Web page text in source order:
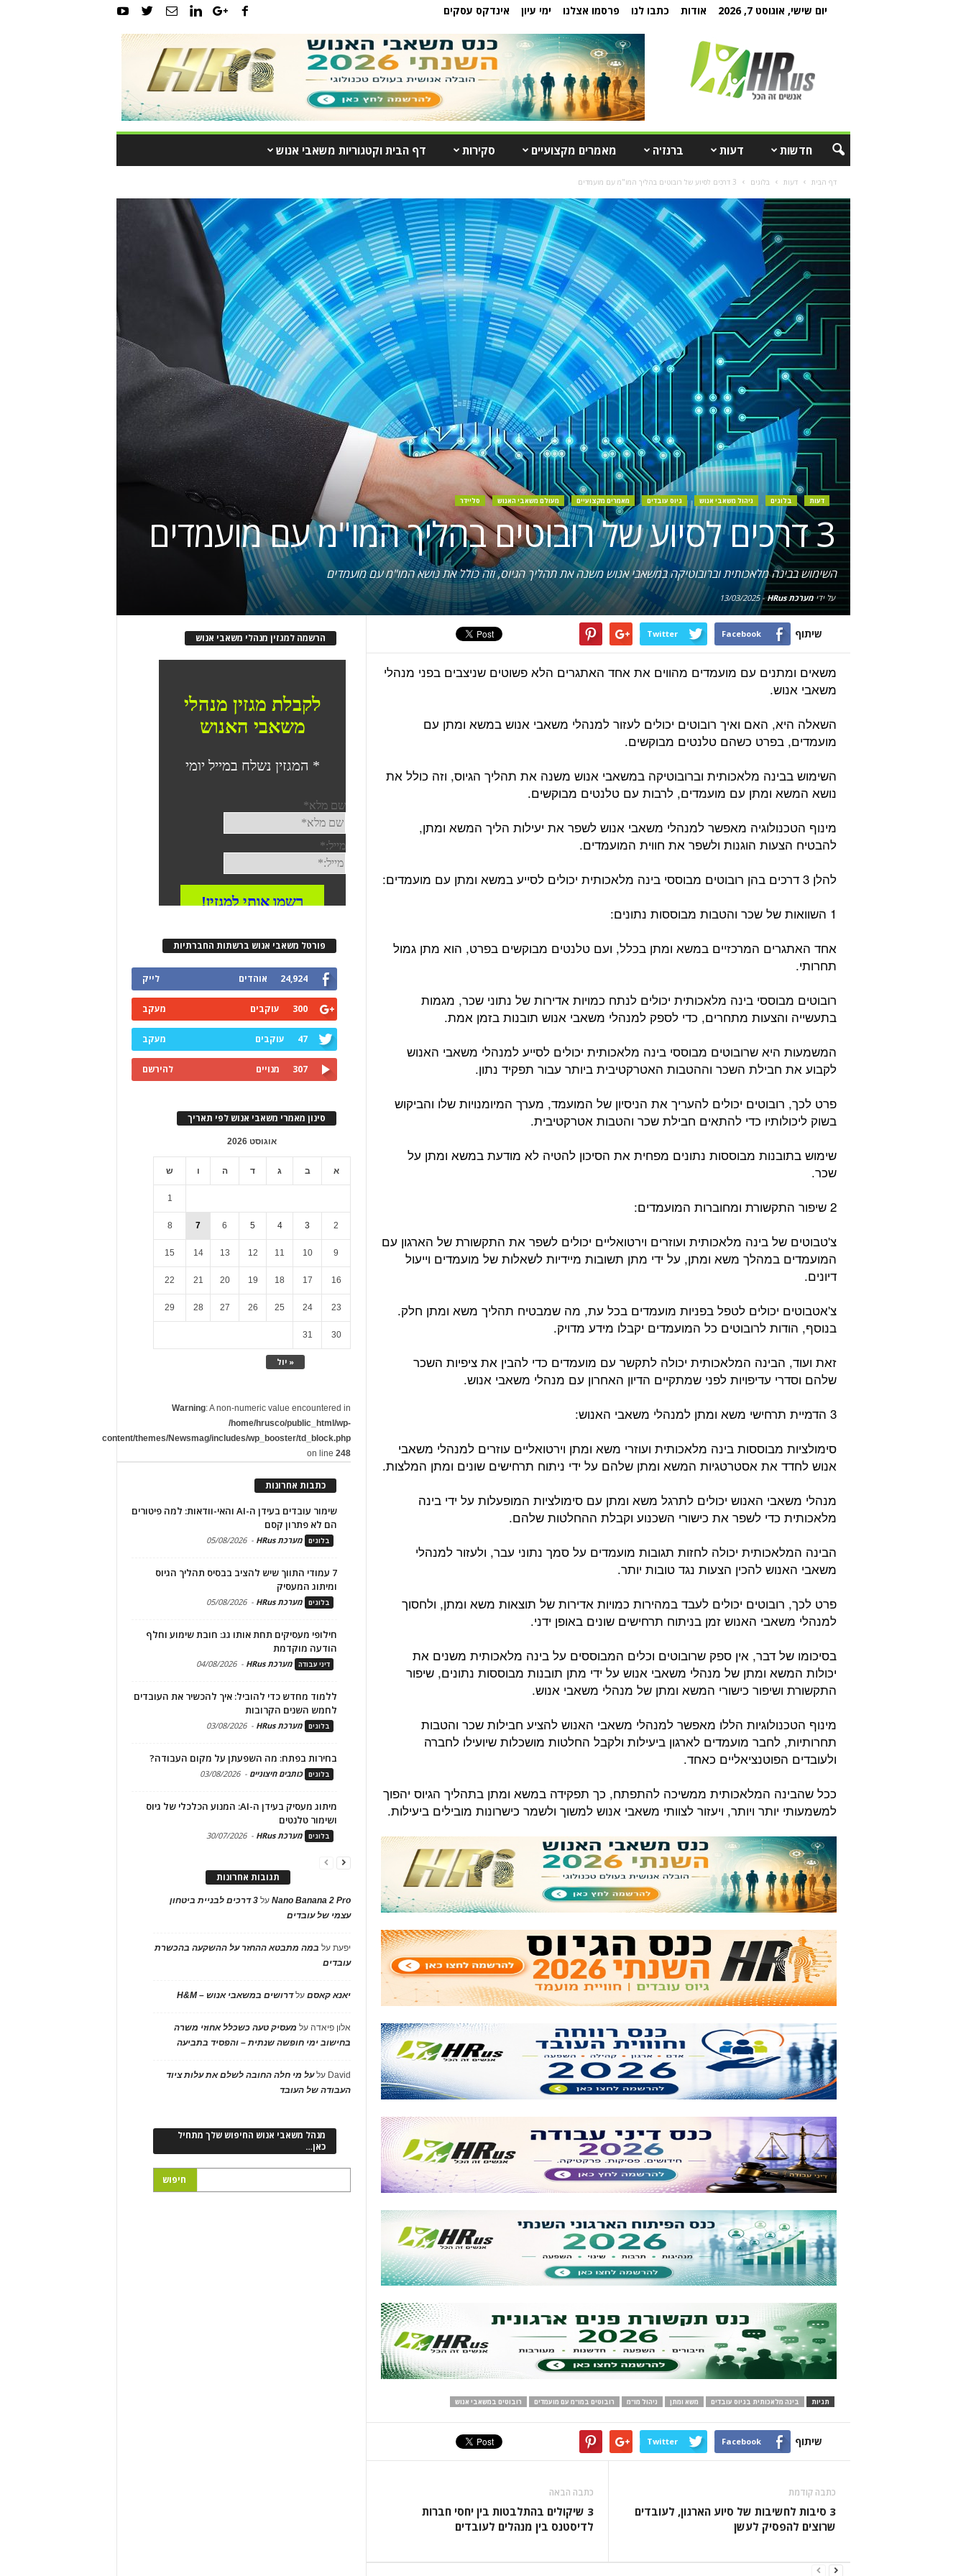
יום שישי, אוגוסט 7, 2026 אודות כתבו לנו פרסמו אצלנו ימי עיון אינדקס עסקים
חדשות דעות ברנז'ה מאמרים מקצועיים סקירות דף הבית וקטגוריות משאבי אנוש
דף הבית דעות בלוגים 3 דרכים לסיוע של רובוטים בהליך המו"מ עם מועמדים
דעות בלוגים ניהול משאבי אנוש גיוס עובדים מאמרים מקצועיים מעולם משאבי האנוש סליידר
3 דרכים לסיוע של רובוטים בהליך המו"מ עם מועמדים
השימוש בבינה מלאכותית וברובוטיקה במשאבי אנוש משנה את תהליך הגיוס, וזה כולל את נושא המו"מ עם מועמדים
על ידימערכת HRus -
13/03/2025
שיתוף Facebook
Twitter
משאים ומתנים עם מועמדים מהווים את אחד האתגרים הלא פשוטים שניצבים בפני מנהלי
משאבי אנוש.
השאלה היא, האם ואיך רובוטים יכולים לעזור למנהלי משאבי אנוש במשא ומתן עם
מועמדים, בפרט כשהם טלנטים מבוקשים.
השימוש בבינה מלאכותית וברובוטיקה במשאבי אנוש משנה את תהליך הגיוס, וזה כולל את
נושא המשא ומתן עם מועמדים, לרבות עם טלנטים מבוקשים.
מינוף הטכנולוגיה מאפשר למנהלי משאבי אנוש לשפר את יעילות הליך המשא ומתן,
להבטיח הצעות הוגנות ולשפר את חווית המועמדים.
להלן 3 דרכים בהן רובוטים מבוססי בינה מלאכותית יכולים לסייע במשא ומתן עם מועמדים:
1 השוואות של שכר והטבות מבוססות נתונים:
אחד האתגרים המרכזיים במשא ומתן בכלל, ועם טלנטים מבוקשים בפרט, הוא מתן גמול
תחרותי.
רובוטים מבוססי בינה מלאכותית יכולים לנתח כמויות אדירות של נתוני שכר, מגמות
בתעשייה והצעות מתחרים, כדי לספק למנהלי משאבי אנוש תובנות בזמן אמת.
המשמעות היא שרובוטים מבוססי בינה מלאכותית יכולים לסייע למנהלי משאבי האנוש
לקבוע את חבילת השכר וההטבות האטרקטיבית ביותר עבור תפקיד נתון.
פרט לכך, רובוטים יכולים להעריך את הניסיון של המועמד, מערך המיומנויות שלו והביקוש
בשוק ליכולותיו כדי להתאים חבילת שכר והטבות אטרקטיבית.
שימוש בתובנות מבוססות נתונים מפחית את הסיכון להטיה לא מודעת במשא ומתן על
שכר.
2 שיפור התקשורת ומחוברות המועמדים:
צ'טבוטים של בינה מלאכותית ועוזרים וירטואליים יכולים לשפר את התקשורת של הארגון עם
המועמדים במהלך משא ומתן, על ידי מתן תשובות מיידיות לשאלות של מועמדים וייעול
דיונים.
צ'אטבוטים יכולים לטפל בפניות מועמדים בכל עת, מה שמבטיח תהליך משא ומתן חלק.
בנוסף, הודות לרובוטים כל המועמדים יקבלו מידע מדויק.
זאת ועוד, הבינה המלאכותית יכולה לתקשר עם מועמדים כדי להבין את ציפיות השכר
שלהם וסדרי עדיפויות לפני שמתקיים הדיון האחרון עם מנהלי משאבי אנוש.
3 הדמיית תרחישי משא ומתן למנהלי משאבי האנוש:
סימולציות מבוססות בינה מלאכותית ועוזרי משא ומתן וירטואליים עוזרים למנהלי משאבי
אנוש לחדד את אסטרטגיות המשא ומתן שלהם על ידי ניתוח תרחישים שונים ומתן המלצות.
מנהלי משאבי האנוש יכולים לתרגל משא ומתן עם סימולציות המופעלות על ידי בינה
מלאכותית כדי לשפר את כישורי השכנוע וקבלת ההחלטות שלהם.
הבינה המלאכותית יכולה לחזות תגובות מועמדים על סמך נתוני עבר, ולעזור למנהלי
משאבי האנוש להכין הצעות נגד טובות יותר.
פרט לכך, רובוטים יכולים לעבד במהירות כמויות אדירות של תוצאות משא ומתן, ולחסוך
למנהלי משאבי האנוש זמן בניתוח תרחישים שונים באופן ידני.
בסיכומו של דבר, אין ספק שרובוטים וכלים המבוססים על בינה מלאכותית משנים את
יכולות המשא ומתן של מנהלי משאבי אנוש על ידי מתן תובנות מבוססות נתונים, שיפור
התקשורת ושיפור כישורי המשא ומתן של מנהלי משאבי אנוש.
מינוף הטכנולוגיות הללו מאפשר למנהלי משאבי האנוש להציע חבילות שכר והטבות
תחרותיות, לחבר מועמדים לארגון ביעילות ולקבל החלטות מושכלות שיועילו לחברה
ולעובדים הפוטנציאליים כאחד.
ככל שהבינה המלאכותית ממשיכה להתפתח, כך תפקידה במשא ומתן בתהליך הגיוס יהפוך
למשמעותי יותר ויותר, ויעזור לצוותי משאבי אנוש למשוך ולשמר כישרונות מובילים ביעילות.
תגיות בינה מלאכותית בגיוס עובדים משא ומתן ניהול מו"מ רובוטים במו"מ עם מועמדים רובוטים במשאבי אנוש
שיתוף Facebook
Twitter
כתבה קודמת
3 סיבות לחשיבות של סיוע הארגון, לעובדים
שרוצים להפסיק לעשן
כתבה הבאה
3 שיקולים בהתלבטות בין יחסי חברות
לדיסטנס בין מנהלים לעובדים
הרשמה למגזין מנהלי משאבי אנוש
פורטל משאבי אנוש ברשתות החברתיות
24,924 אוהדים לייק
300 עוקבים מעקב
47 עוקבים מעקב
307 מנויים להירשם
סינון מאמרי משאבי אנוש לפי תאריך
אוגוסט 2026
א ב ג ד ה ו ש
« יול
1
2
3
4
5
6
7
8
9
10
11
12
13
14
15
16
17
18
19
20
21
22
23
24
25
26
27
28
29
30
31
Warning: A non-numeric value encountered in
/home/hrusco/public_html/wp-
content/themes/Newsmag/includes/wp_booster/td_block.php
on line248
כתבות אחרונות
שימור עובדים בעידן ה-AI והאי-וודאות: למה פיטורים
הם לא פתרון קסם
בלוגים מערכת HRus -
05/08/2026
7 עמודי התווך שיש להציב בבסיס תהליך הגיוס
ומיתוג המעסיק
בלוגים מערכת HRus -
05/08/2026
חילופי מעסיקים תחת אותו גג: חובת שימוע וחלף
הודעה מוקדמת
דיני עבודה מערכת HRus -
04/08/2026
ללמוד מחדש כדי להוביל: איך להכשיר את העובדים
לחמש השנים הקרובות
בלוגים מערכת HRus -
03/08/2026
בחירות בפתח: מה השפעתן על מקום העבודה?
בלוגים כותבים חיצוניים -
03/08/2026
מיתוג מעסיק בעידן ה-AI: המנוע הכלכלי של גיוס
ושימור טלנטים
בלוגים מערכת HRus -
30/07/2026
תגובות אחרונות
Nano Banana 2 Proעל
3 דרכים לבניית ביטחון
עצמי של עובדים
יפעתעל במה מתבטא ההחזר על ההשקעה בהכשרת
עובדים
יאנא קאסםעלדרושים במשאבי אנוש – H&M
אלון פיאדה על מעסיק טעה כשכלל אחוזי משרה
בחישוב ימי חופשה שנתית – והפסיד בתביעה
David עלעל מי חלה החובה לשלם את עלות ציוד
העבודה של העובד
מנהל משאבי אנוש החיפוש שלך מתחיל
כאן…